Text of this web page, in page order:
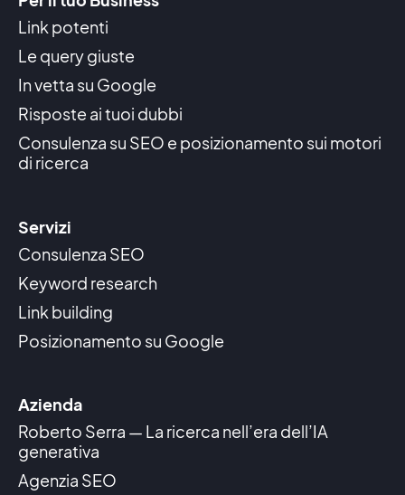
Link potenti
Le query giuste
In vetta su Google
Risposte ai tuoi dubbi
Consulenza su SEO e posizionamento sui motori
di ricerca
Servizi
Consulenza SEO
Keyword research
Link building
Posizionamento su Google
Azienda
Roberto Serra — La ricerca nell’era dell’IA
generativa
Agenzia SEO